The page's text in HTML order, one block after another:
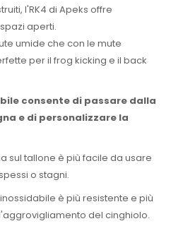
l'RK4 di Apeks offre
aperti.
umide che con le mute
per il frog kicking e il back
consente di passare dalla
e di personalizzare la
sul tallone è più facile da usare
o stagni.
è più resistente e più
del cinghiolo.